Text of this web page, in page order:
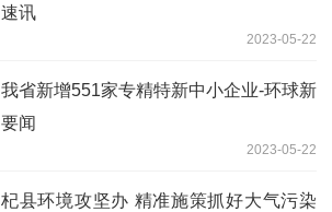
速讯
2023-05-22
我省新增551家专精特新中小企业-环球新
要闻
2023-05-22
杞县环境攻坚办 精准施策抓好大气污染